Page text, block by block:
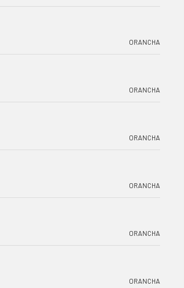
ORANCHA
ORANCHA
ORANCHA
ORANCHA
ORANCHA
ORANCHA